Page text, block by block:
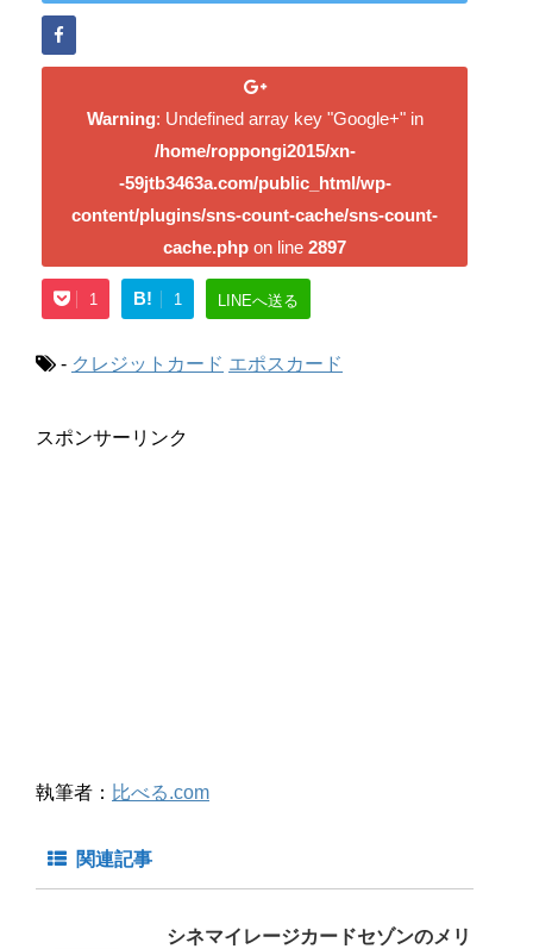
Warning: Undefined array key "Google+" in
/home/roppongi2015/xn-
-59jtb3463a.com/public_html/wp-
content/plugins/sns-count-cache/sns-count-
cache.php on line 2897
1 B! 1 LINEへ送る
- クレジットカード エポスカード
スポンサーリンク
執筆者： 比べる.com
関連記事
シネマイレージカードセゾンのメリ